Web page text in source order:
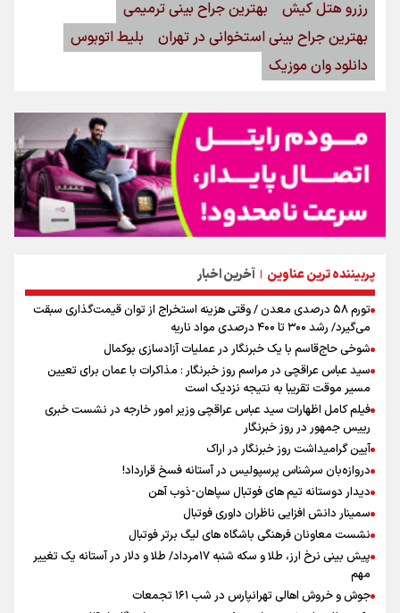
پربیننده ترین عناوین | آخرین اخبار
تورم ۵۸ درصدی معدن / وقتی هزینه استخراج از توان قیمت‌گذاری سبقت
می‌گیرد/ رشد ۳۰۰ تا ۴۰۰ درصدی مواد ناریه
شوخی حاج‌قاسم با یک خبرنگار در عملیات آزادسازی بوکمال
سید عباس عراقچی در مراسم روز خبرنگار : مذاکرات با عمان برای تعیین
مسیر موقت تقریبا به نتیجه نزدیک است
فیلم کامل اظهارات سید عباس عراقچی وزیر امور خارجه در نشست خبری
رییس جمهور در روز خبرنگار
آیین گرامیداشت روز خبرنگار در اراک
دروازه‌بان سرشناس پرسپولیس در آستانه فسخ قرارداد!
دیدار دوستانه تیم های فوتبال سپاهان-ذوب آهن
سمینار دانش افزایی ناظران داوری فوتبال
نشست معاونان فرهنگی باشگاه های لیگ برتر فوتبال
پیش بینی نرخ ارز، طلا و سکه شنبه ۱۷مرداد/ طلا و دلار در آستانه یک تغییر
مهم
جوش و خروش اهالی تهرانپارس در شب ۱۶۱ تجمعات
رزرو هتل کیش
بهترین جراح بینی ترمیمی
بهترین جراح بینی استخوانی در تهران
بلیط اتوبوس
دانلود وان موزیک